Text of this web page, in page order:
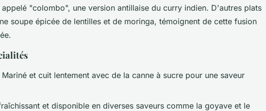
"colombo", une version antillaise du curry indien. D'autres plats
soupe épicée de lentilles et de moringa, témoignent de cette fusion
Mariné et cuit lentement avec de la canne à sucre pour une saveur
et disponible en diverses saveurs comme la goyave et le